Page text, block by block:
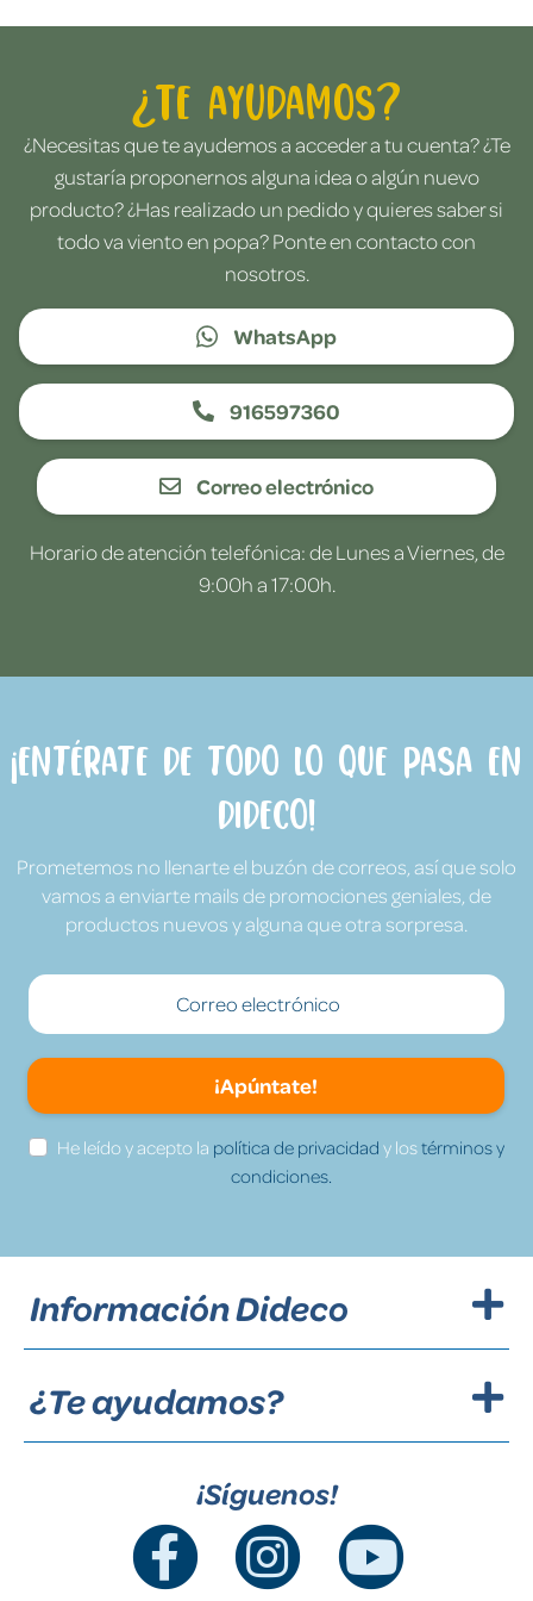
¿Te ayudamos?
¿Necesitas que te ayudemos a acceder a tu cuenta? ¿Te
gustaría proponernos alguna idea o algún nuevo
producto? ¿Has realizado un pedido y quieres saber si
todo va viento en popa? Ponte en contacto con
nosotros.
WhatsApp
916597360
Correo electrónico
Horario de atención telefónica: de Lunes a Viernes, de
9:00h a 17:00h.
¡Entérate de todo lo que pasa en
Dideco!
Prometemos no llenarte el buzón de correos, así que solo
vamos a enviarte mails de promociones geniales, de
productos nuevos y alguna que otra sorpresa.
¡Apúntate!
He leído y acepto la política de privacidad y lostérminos y
condiciones.
Información Dideco
¿Te ayudamos?
¡Síguenos!